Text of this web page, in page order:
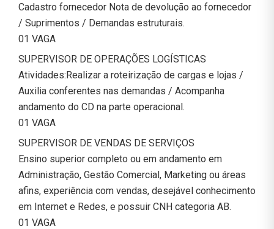
Cadastro fornecedor Nota de devolução ao fornecedor
/ Suprimentos / Demandas estruturais.
01 VAGA
SUPERVISOR DE OPERAÇÕES LOGÍSTICAS
Atividades:Realizar a roteirização de cargas e lojas /
Auxilia conferentes nas demandas / Acompanha
andamento do CD na parte operacional.
01 VAGA
SUPERVISOR DE VENDAS DE SERVIÇOS
Ensino superior completo ou em andamento em
Administração, Gestão Comercial, Marketing ou áreas
afins, experiência com vendas, desejável conhecimento
em Internet e Redes, e possuir CNH categoria AB.
01 VAGA